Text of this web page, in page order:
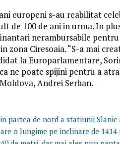
europeni s-au reabilitat
de 100 de ani in urma. In
nerambursabile
zona Ciresoaia. “S-a mai
la Europarlamentare,
ne poate spijini pentru a
Andrei Serban.
partea de nord a statiunii Slanic
o lungime pe inclinare de 1414